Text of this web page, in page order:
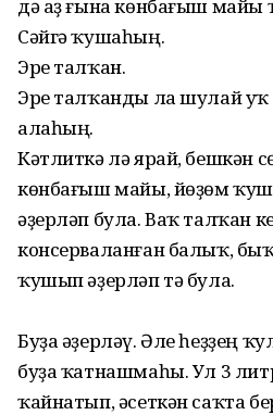
дә аҙ ғына көнбағыш
Сәйгә ҡушаһың.
Эре талҡан.
Эре талҡанды ла шулай уҡ
алаһың.
Кәтлиткә лә ярай, бешкән
көнбағыш майы, йөҙөм
әҙерләп була. Ваҡ талҡан
консерваланған балыҡ,
ҡушып әҙерләп тә була.
Буҙа әҙерләү. Әле һеҙҙең
буҙа ҡатнашмаһы. Ул 3
ҡайнатып, әсеткән саҡта